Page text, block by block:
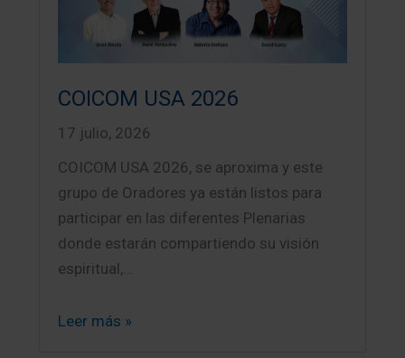
COICOM USA 2026
17 julio, 2026
COICOM USA 2026, se aproxima y este
grupo de Oradores ya están listos para
participar en las diferentes Plenarias
donde estarán compartiendo su visión
espiritual,…
Leer más »